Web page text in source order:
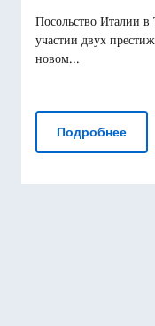
Посольство Италии в
участии двух
новом...
Подробнее